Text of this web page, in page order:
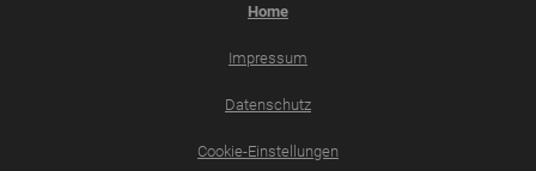
Home
Impressum
Datenschutz
Cookie-Einstellungen